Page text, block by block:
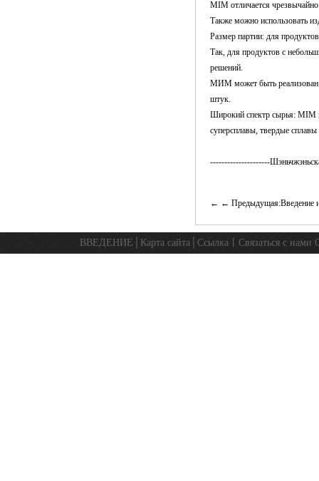
MIM отличается
Также можно использовать
Размер партии: для
Так, для продуктов с
решений.
МИМ может быть реализован
штук.
Широкий спектр сырья: MIM
суперсплавы, твердые сплавы
---------------------
← Предыдущая:Введение и
ВВЕДЕНИЕ Карта сайта Ссылка Связаться с нами